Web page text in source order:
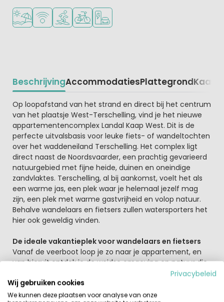
Ligt bij strand en zee
WiFi beschikbaar
Watersportfaciliteiten
FietsverhuurLaadpaal elektrische auto
BeschrijvingAccommodatiesPlattegrondKaart
Beschrijving
Op loopafstand van het strand en direct bij het centrum
van het plaatsje West-Terschelling, vind je het nieuwe
appartementencomplex Landal Kaap West. Dit is de
perfecte uitvalsbasis voor leuke fiets- of wandeltochten
over het waddeneiland Terschelling. Het complex ligt
direct naast de Noordsvaarder, een prachtig gevarieerd
natuurgebied met fijne heide, duinen en oneindige
zandvlaktes. Terschelling, al bij aankomst, voelt het als
een warme jas, een plek waar je helemaal jezelf mag
zijn, een plek met warme gastvrijheid en volop natuur.
Behalve wandelaars en fietsers zullen watersporters het
hier ook geweldig vinden.
De ideale vakantieplek voor wandelaars en fietsers
Vanaf de veerboot loop je zo naar je appartement, en
van hieruit ontdek je de weidse omgeving en natuur die
Terschelling rijk is. Op het juist moment kan je ook
wadlopen vanaf West-Terschelling, een unieke beleving
waarin je de kracht en pracht van het water op een
Privacybeleid
Wij gebruiken cookies
We kunnen deze plaatsen voor analyse van onze